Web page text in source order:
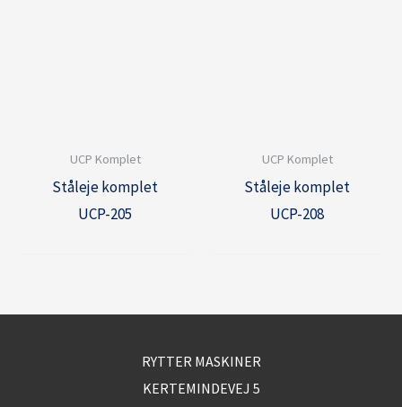
UCP Komplet
Ståleje komplet
UCP-205
UCP Komplet
Ståleje komplet
UCP-208
RYTTER MASKINER
KERTEMINDEVEJ 5